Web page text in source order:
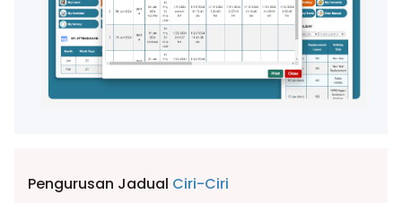
Pengurusan Jadual Ciri-Ciri